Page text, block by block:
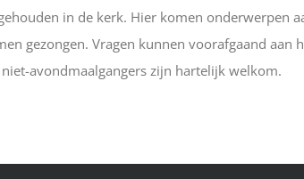
in de kerk. Hier komen onderwerpen
gezongen. Vragen kunnen voorafgaand aan
avondmaalgangers zijn hartelijk welkom.